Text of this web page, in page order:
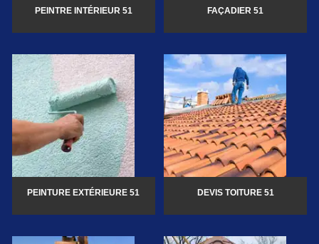
PEINTRE INTÉRIEUR 51 FAÇADIER 51
PEINTURE EXTÉRIEURE 51 DEVIS TOITURE 51